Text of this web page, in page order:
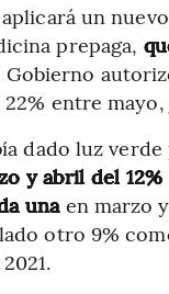
un
prepaga,
Gobierno
entre
dado luz
y abril del
unaen marzo
otro 9%